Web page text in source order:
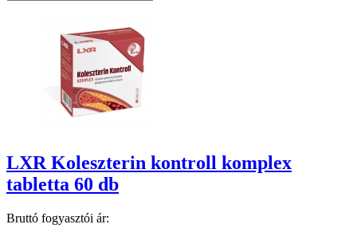
LXR Koleszterin kontroll komplex
tabletta 60 db
Bruttó fogyasztói ár: